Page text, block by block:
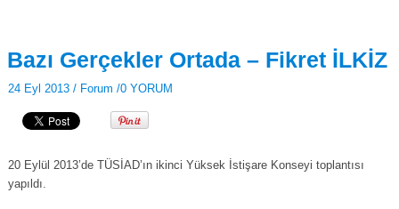
Bazı Gerçekler Ortada – Fikret İLKİZ
24 Eyl 2013 / Forum /0 YORUM
20 Eylül 2013’de TÜSİAD’ın ikinci Yüksek İstişare Konseyi toplantısı
yapıldı.